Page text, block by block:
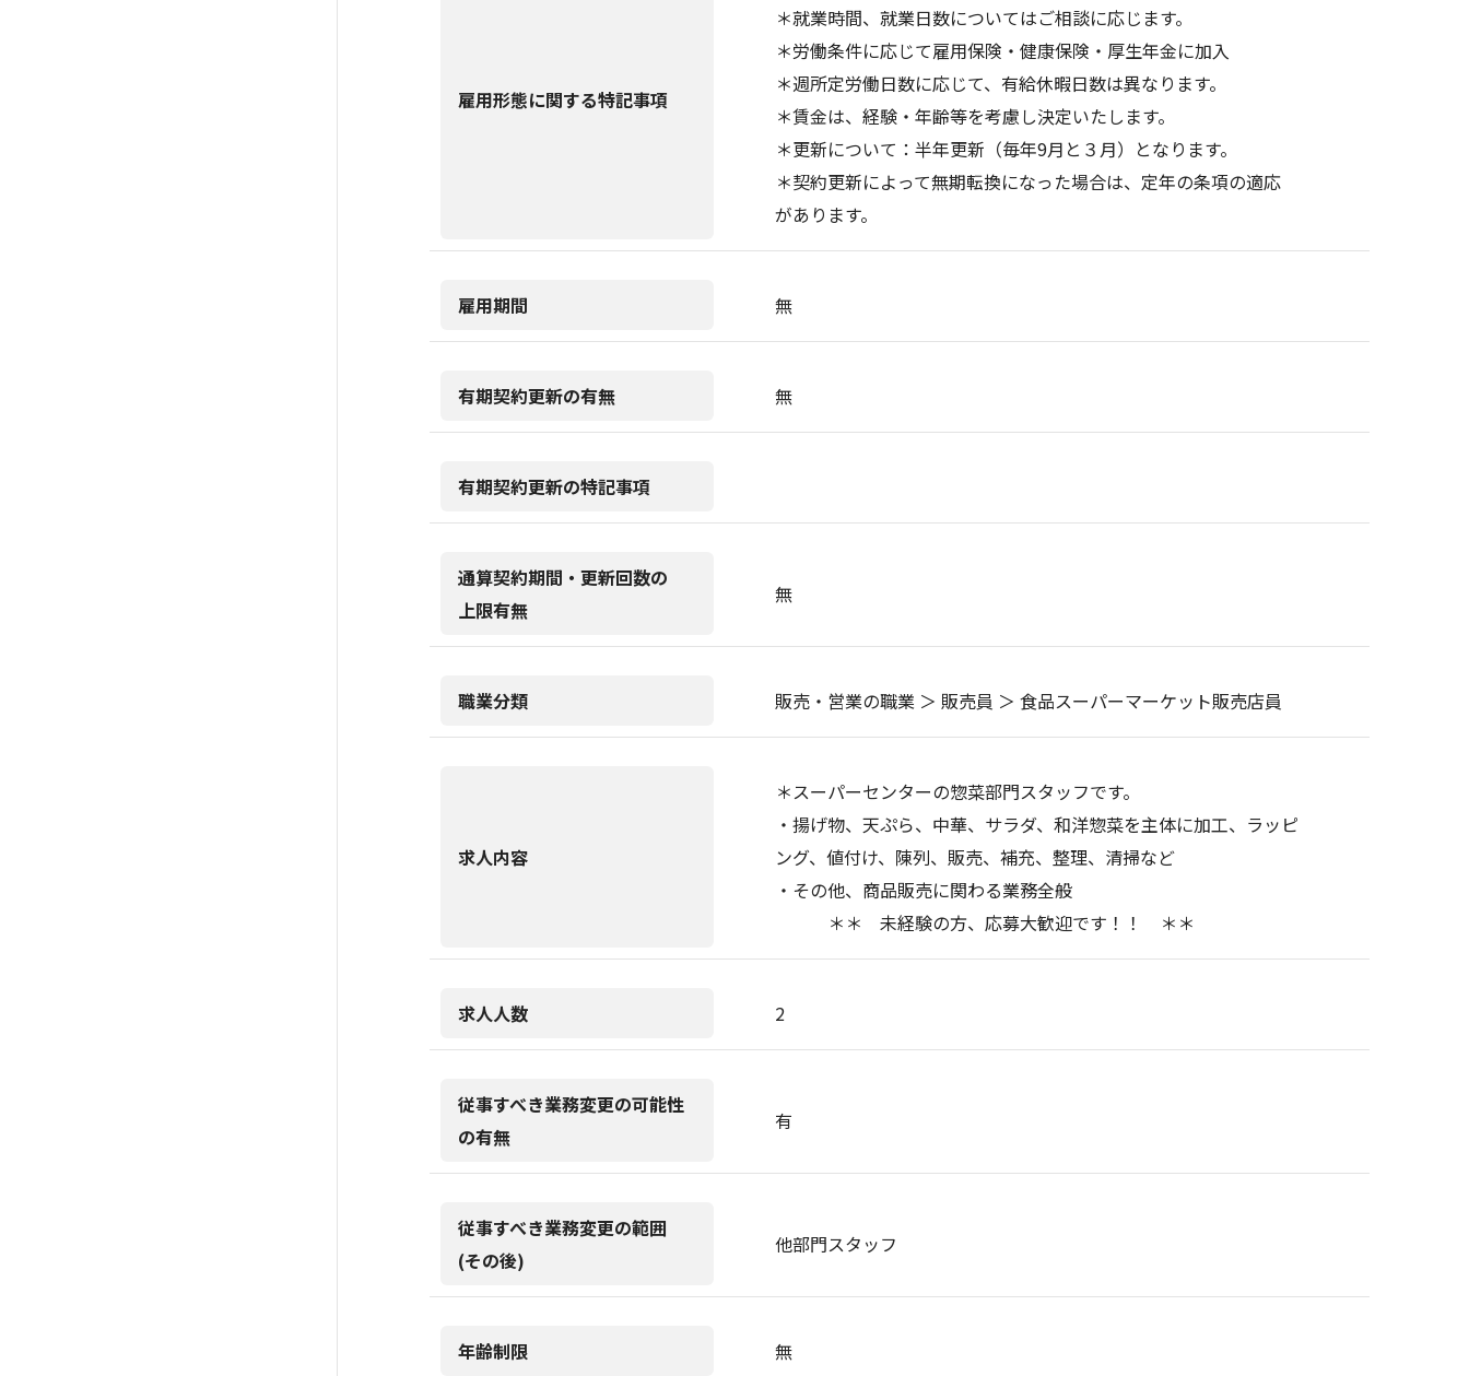
雇用形態に関する特記事項
＊就業時間、就業日数についてはご相談に応じます。
＊労働条件に応じて雇用保険・健康保険・厚生年金に加入
＊週所定労働日数に応じて、有給休暇日数は異なります。
＊賃金は、経験・年齢等を考慮し決定いたします。
＊更新について：半年更新（毎年9月と３月）となります。
＊契約更新によって無期転換になった場合は、定年の条項の適応
があります。
雇用期間 無
有期契約更新の有無 無
有期契約更新の特記事項
通算契約期間・更新回数の
上限有無
無
職業分類 販売・営業の職業 ＞ 販売員 ＞ 食品スーパーマーケット販売店員
求人内容
＊スーパーセンターの惣菜部門スタッフです。
・揚げ物、天ぷら、中華、サラダ、和洋惣菜を主体に加工、ラッピ
ング、値付け、陳列、販売、補充、整理、清掃など
・その他、商品販売に関わる業務全般
＊＊ 未経験の方、応募大歓迎です！！ ＊＊
求人人数 2
従事すべき業務変更の可能性
の有無
有
従事すべき業務変更の範囲
(その後)
他部門スタッフ
年齢制限 無